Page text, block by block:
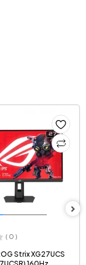
( 0 )
Strix XG27UCS